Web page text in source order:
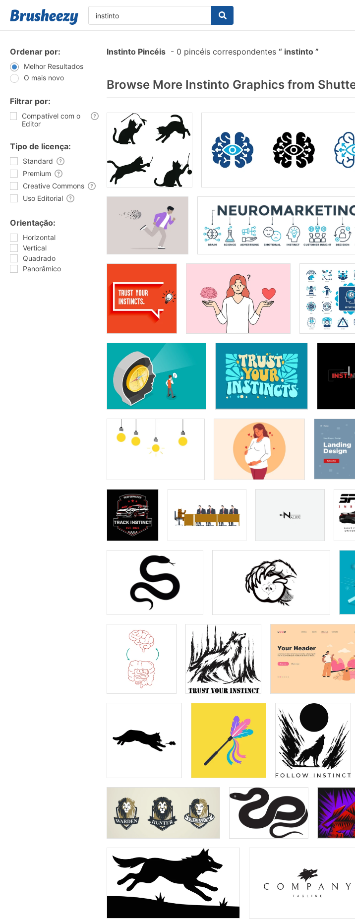
Ordenar por:
Melhor Resultados
O mais novo
Filtrar por:
Compatível com o
Editor
Tipo de licença:
Standard
Premium
Creative Commons
Uso Editorial
Orientação:
Horizontal
Vertical
Quadrado
Panorâmico
Instinto Pincéis - 0 pincéis correspondentes instinto
Browse More Instinto Graphics from